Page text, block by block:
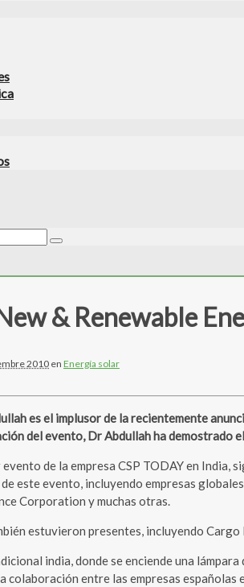
& Renewable
2010 en Energía solar
es el implusor de la recientemente
del evento, Dr Abdullah ha demostrado
de la empresa CSP TODAY en
este evento, incluyendo empresas
Corporation y muchas otras.
estuvieron presentes, incluyendo
india, donde se enciende una
entre las empresas españolas